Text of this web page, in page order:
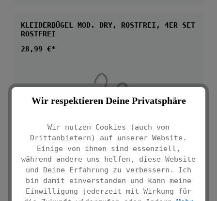
KLEIDERBÜGEL MOD. DRY, ROSTFREI, 4ER SET
ROSTFREI
Regulärer Preis:
28,99 €*
Wir respektieren Deine Privatsphäre
Wir nutzen Cookies (auch von
Drittanbietern) auf unserer Website.
Einige von ihnen sind essenziell,
während andere uns helfen, diese Website
und Deine Erfahrung zu verbessern. Ich
bin damit einverstanden und kann meine
Einwilligung jederzeit mit Wirkung für